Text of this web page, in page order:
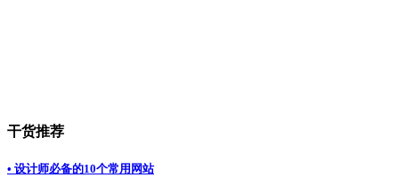
干货推荐
• 设计师必备的10个常用网站